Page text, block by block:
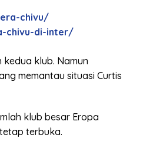
chivu/
chivu-di-inter/
klub. Namun
memantau situasi Curtis
klub besar Eropa
terbuka.